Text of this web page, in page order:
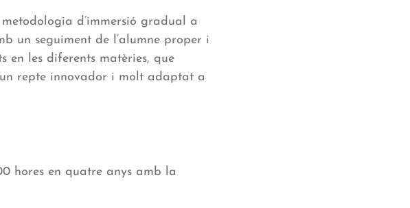
d’immersió gradual a
un seguiment de l’alumne proper i
en les diferents matèries, que
repte innovador i molt adaptat a
hores en quatre anys amb la